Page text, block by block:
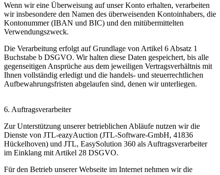
Wenn wir eine Überweisung auf unser Konto erhalten, verarbeiten
wir insbesondere den Namen des überweisenden Kontoinhabers, die
Kontonummer (IBAN und BIC) und den mitübermittelten
Verwendungszweck.
Die Verarbeitung erfolgt auf Grundlage von Artikel 6 Absatz 1
Buchstabe b DSGVO. Wir halten diese Daten gespeichert, bis alle
gegenseitigen Ansprüche aus dem jeweiligen Vertragsverhältnis mit
Ihnen vollständig erledigt und die handels- und steuerrechtlichen
Aufbewahrungsfristen abgelaufen sind, denen wir unterliegen.
6. Auftragsverarbeiter
Zur Unterstützung unserer betrieblichen Abläufe nutzen wir die
Dienste von JTL-eazyAuction (JTL-Software-GmbH, 41836
Hückelhoven) und JTL, EasySolution 360 als Auftragsverarbeiter
im Einklang mit Artikel 28 DSGVO.
Für den Betrieb unserer Webseite im Internet nehmen wir die